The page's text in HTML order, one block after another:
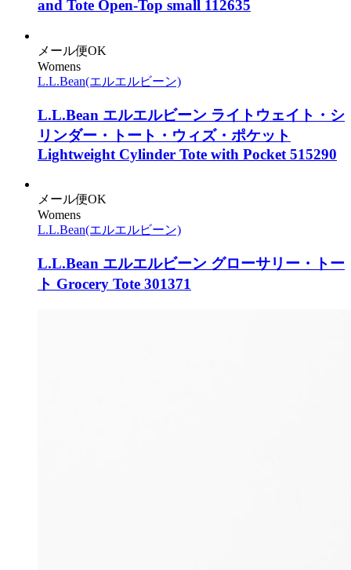
and Tote Open-Top small 112635
メール便OK
Womens
L.L.Bean(エルエルビーン)
L.L.Bean エルエルビーン ライトウェイト・シ
リンダー・トート・ウィズ・ポケット
Lightweight Cylinder Tote with Pocket 515290
メール便OK
Womens
L.L.Bean(エルエルビーン)
L.L.Bean エルエルビーン グローサリー・トー
ト Grocery Tote 301371